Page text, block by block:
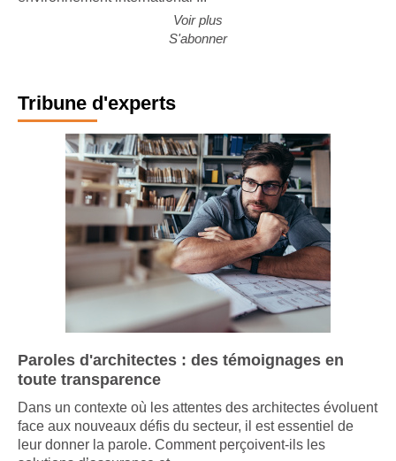
Voir plus
Tribune d'experts
Paroles d'architectes : des témoignages en
toute transparence
Dans un contexte où les attentes des architectes évoluent
face aux nouveaux défis du secteur, il est essentiel de
leur donner la parole. Comment perçoivent-ils les